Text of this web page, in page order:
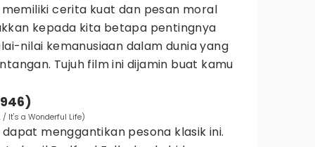
cerita kuat dan pesan moral
kepada kita betapa pentingnya
nilai kemanusiaan dalam dunia yang
Tujuh film ini dijamin buat kamu
/ It's a Wonderful Life)
menggantikan pesona klasik ini.